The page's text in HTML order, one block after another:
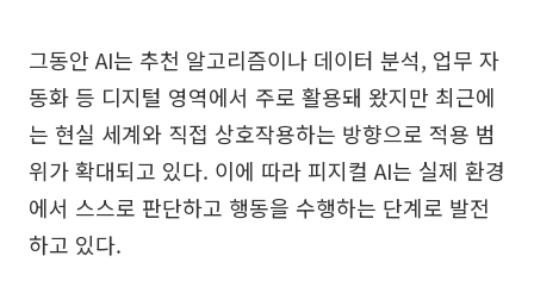
그동안 AI는 추천 알고리즘이나 데이터 분석, 업무 자
동화 등 디지털 영역에서 주로 활용돼 왔지만 최근에
는 현실 세계와 직접 상호작용하는 방향으로 적용 범
위가 확대되고 있다. 이에 따라 피지컬 AI는 실제 환경
에서 스스로 판단하고 행동을 수행하는 단계로 발전
하고 있다.